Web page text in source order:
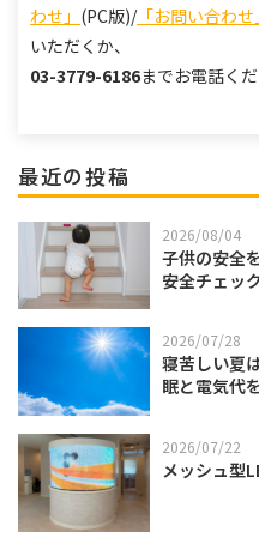
わせ」 (PC版)/「お問い合わ
いただくか、
03-3779-6186までお電話くだ
最近の投稿
2026/08/04
子供の安全
安全チェッ
2026/07/28
寝苦しい夏
眠と電気代
2026/07/22
メッシュ型